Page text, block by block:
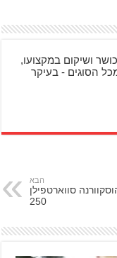
ושיקום במקצועו,
הסוגים - בעיקר
הבא
סווארטפילן
250